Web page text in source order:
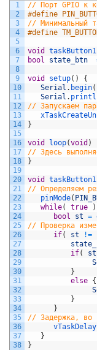
1
2
3
4
5
6
7
8
9
10
11
12
13
14
15
16
17
18
19
20
21
22
23
24
25
26
27
28
29
30
31
32
33
34
35
36
37
38
// Порт GPIO к
#define
// Минимальный
#define
void taskButton1
bool
state_btn
void setup( )
{
Serial . begin(
Serial .
// Запускаем
}
void loop(void )
// Здесь
}
void taskButton1
// Определяем
pinMode(
while( true )
bool
st =
// Проверка
if( st !=
if( st
}
else {
}
}
// Задержка, во
vTaskDelay
}
}